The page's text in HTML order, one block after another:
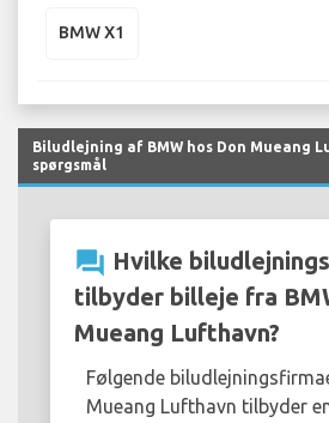
BMW X1
Biludlejning af BMW hos Don Mueang
spørgsmål
question_answer Hvilke
tilbyder billeje fra
Mueang Lufthavn?
Følgende
Mueang Lufthavn tilbyder